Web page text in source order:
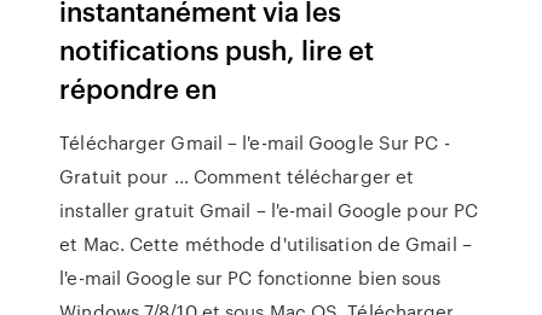
instantanément via les
notifications push, lire et
répondre en
Télécharger Gmail – l'e-mail Google Sur PC -
Gratuit pour ... Comment télécharger et
installer gratuit Gmail – l'e-mail Google pour PC
et Mac. Cette méthode d'utilisation de Gmail –
l'e-mail Google sur PC fonctionne bien sous